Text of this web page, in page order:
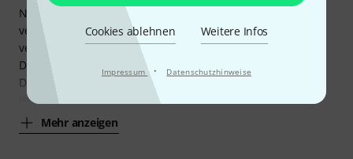
Cookies ablehnen Weitere Infos
Impressum · Datenschutzhinweise
Nachdem ich unterschiedliche Ledergurte auch in
verschiedener Breite und auch Nylongurte genutzt habe,
verwende ich jetzt an allen Gitarren nur noch diesen Gurt.
Das Material ist Baumwolle und sehr angenehm zu tragen.
Die Wildlederenden sind schön verarbeitet. Besonders gut
ist, dass
Mehr anzeigen